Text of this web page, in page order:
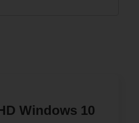
Windows 10